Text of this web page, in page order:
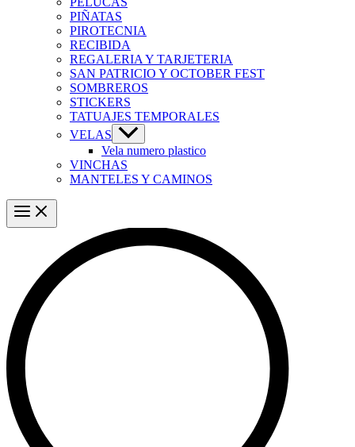
PIÑATAS
PIROTECNIA
RECIBIDA
REGALERIA Y TARJETERIA
SAN PATRICIO Y OCTOBER FEST
SOMBREROS
STICKERS
TATUAJES TEMPORALES
VELAS
Vela numero plastico
VINCHAS
MANTELES Y CAMINOS